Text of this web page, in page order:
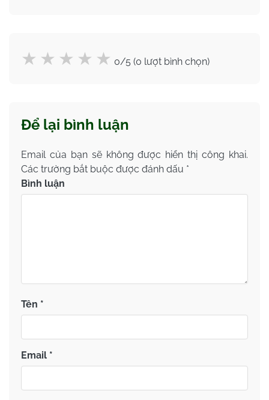
0/5 (0 lượt bình chọn)
Để lại bình luận
Email của bạn sẽ không được hiển thị công khai.
Các trường bắt buộc được đánh dấu *
Bình luận
Tên *
Email *